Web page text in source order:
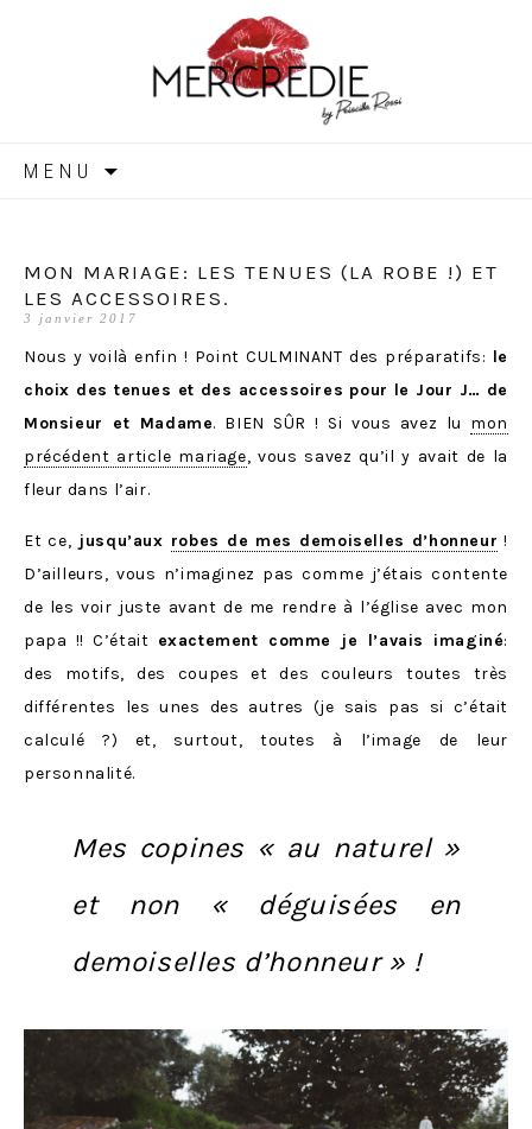
MERCREDIE
MENU
MON MARIAGE: LES TENUES (LA ROBE !) ET
LES ACCESSOIRES.
3 janvier 2017
Nous y voilà enfin ! Point CULMINANT des préparatifs: le
choix des tenues et des accessoires pour le Jour J… de
Monsieur et Madame. BIEN SÛR ! Si vous avez lu mon
précédent article mariage, vous savez qu’il y avait de la
fleur dans l’air.
Et ce, jusqu’aux robes de mes demoiselles d’honneur !
D’ailleurs, vous n’imaginez pas comme j’étais contente
de les voir juste avant de me rendre à l’église avec mon
papa !! C’était exactement comme je l’avais imaginé:
des motifs, des coupes et des couleurs toutes très
différentes les unes des autres (je sais pas si c’était
calculé ?) et, surtout, toutes à l’image de leur
personnalité.
Mes copines « au naturel »
et non « déguisées en
demoiselles d’honneur » !